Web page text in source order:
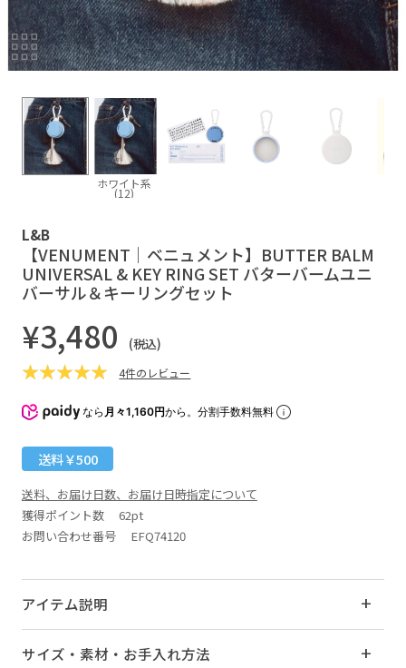
ホワイト系
(12)
L&B
【VENUMENT｜ベニュメント】BUTTER BALM
UNIVERSAL & KEY RING SET バターバームユニ
バーサル＆キーリングセット
¥3,480 (税込)
4件のレビュー
なら 月々1,160円から。分割手数料無料
送料￥500
送料、お届け日数、お届け日時指定について
獲得ポイント数 62pt
お問い合わせ番号 EFQ74120
アイテム説明
サイズ・素材・お手入れ方法